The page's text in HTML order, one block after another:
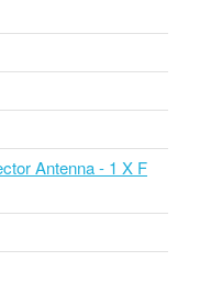
Antenna - 1 X F